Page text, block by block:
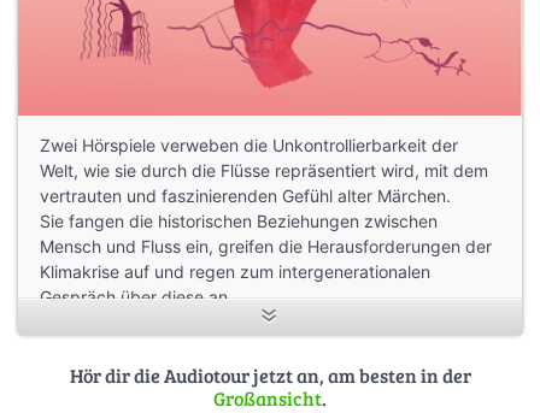
Zwei Hörspiele verweben die Unkontrollierbarkeit der
Welt, wie sie durch die Flüsse repräsentiert wird, mit dem
vertrauten und faszinierenden Gefühl alter Märchen.
Sie fangen die historischen Beziehungen zwischen
Mensch und Fluss ein, greifen die Herausforderungen der
Klimakrise auf und regen zum intergenerationalen
Gespräch über diese an.
Ausgangspunkt ist hierbei Berlins bedeutendster Fluss,
und Transportweg, nicht zuletzt aus diesem Grund ist das
Schloss Charlottenburg direkt am Spreeufer gelegen.
Hör dir die Audiotour jetzt an, am besten in der
Großansicht.